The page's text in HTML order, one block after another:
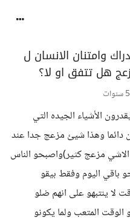
وامتنان الانسان ل
هل تتفق او لا؟
الأشياء الجيده التي
دائما وهذا شيئ مزعج جدا عند
مزعج كثير)واصبحو الناس
باقي اليوم وفقط بيقو
لا ينتبهو على انهم ضلو
المتعب ولما يكونو